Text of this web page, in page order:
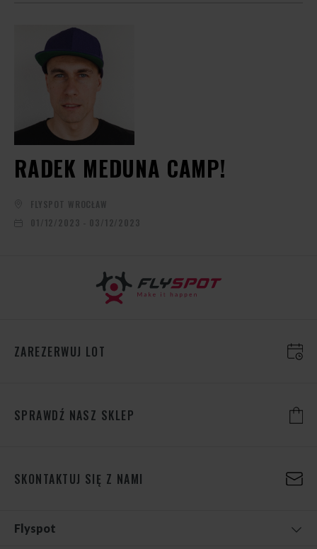
RADEK MEDUNA CAMP!
FLYSPOT WROCŁAW
01/12/2023 - 03/12/2023
ZAREZERWUJ LOT
SPRAWDŹ NASZ SKLEP
SKONTAKTUJ SIĘ Z NAMI
Flyspot